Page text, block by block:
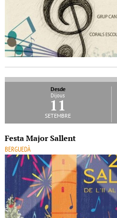
Desde
Dijous
11
setembre
Festa Major Sallent
BERGUEDÀ